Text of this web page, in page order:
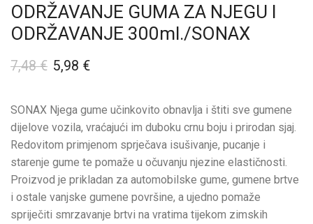
ODRŽAVANJE GUMA ZA NJEGU I
ODRŽAVANJE 300ml./SONAX
7,48€ 5,98 €
SONAX Njega gume učinkovito obnavlja i štiti sve gumene
dijelove vozila, vraćajući im duboku crnu boju i prirodan sjaj.
Redovitom primjenom sprječava isušivanje, pucanje i
starenje gume te pomaže u očuvanju njezine elastičnosti.
Proizvod je prikladan za automobilske gume, gumene brtve
i ostale vanjske gumene površine, a ujedno pomaže
spriječiti smrzavanje brtvi na vratima tijekom zimskih